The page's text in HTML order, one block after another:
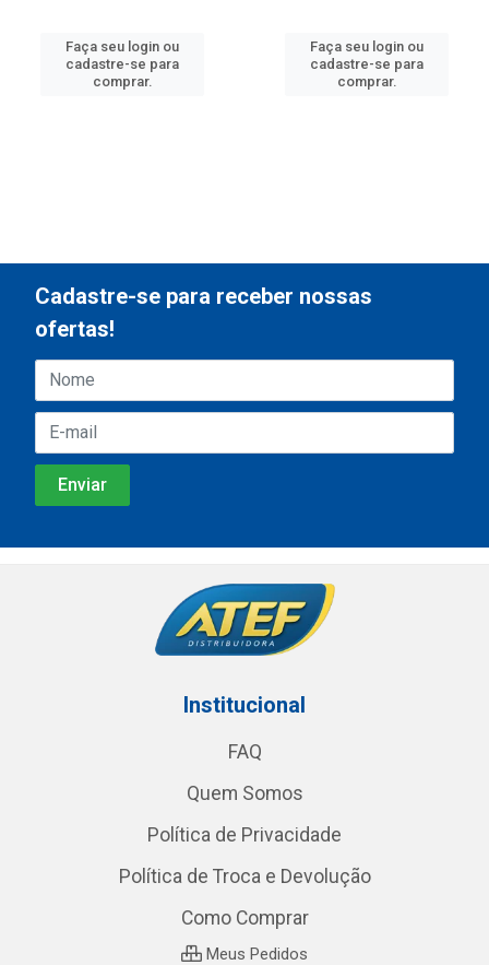
Faça seu login ou
cadastre-se para
comprar.
Faça seu login ou
cadastre-se para
comprar.
Cadastre-se para receber nossas
ofertas!
Institucional
FAQ
Quem Somos
Política de Privacidade
Política de Troca e Devolução
Como Comprar
Meus Pedidos